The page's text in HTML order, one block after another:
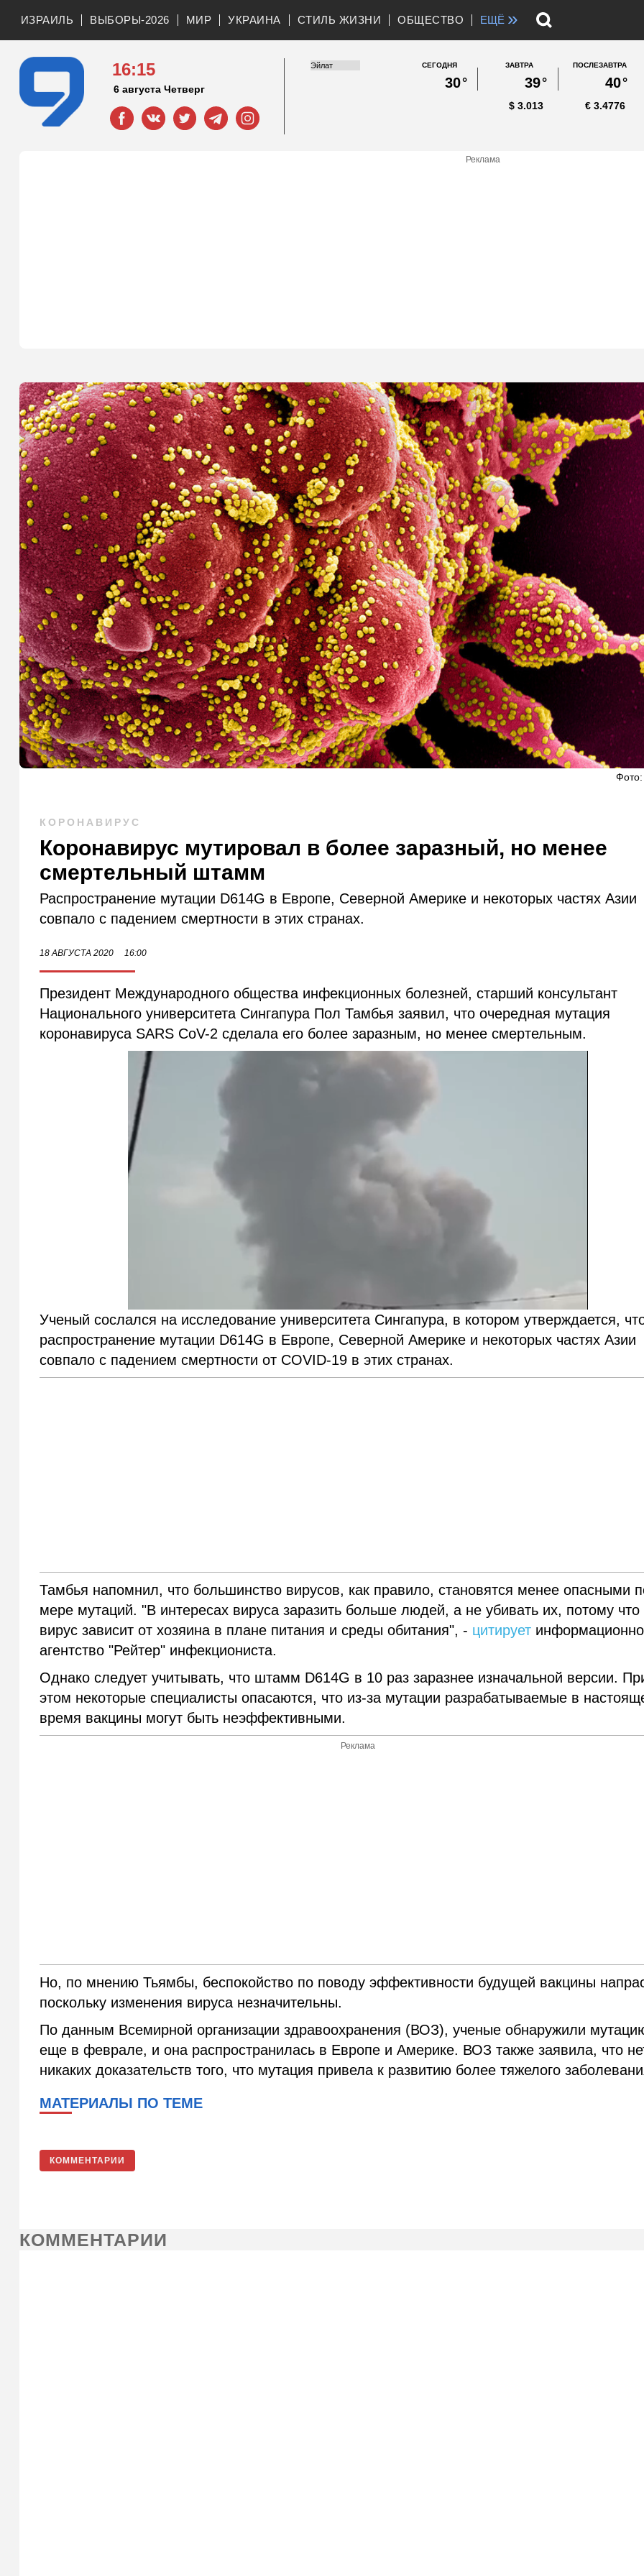
ИЗРАИЛЬ ВЫБОРЫ-2026 МИР УКРАИНА СТИЛЬ ЖИЗНИ ОБЩЕСТВО ЕЩЁ »
16:15
6 августа Четверг
СЕГОДНЯ
30°
ЗАВТРА
39°
ПОСЛЕЗАВТРА
40°
3.013
$ 3.4776
€
Реклама
Фото:
КОРОНАВИРУС
Коронавирус мутировал в более заразный, но менее
смертельный штамм
Распространение мутации D614G в Европе, Северной Америке и некоторых частях Азии
совпало с падением смертности в этих странах.
18 АВГУСТА 2020 16:00
Президент Международного общества инфекционных болезней, старший консультант
Национального университета Сингапура Пол Тамбья заявил, что очередная мутация
коронавируса SARS CoV-2 сделала его более заразным, но менее смертельным.
Ученый сослался на исследование университета Сингапура, в котором утверждается,
распространение мутации D614G в Европе, Северной Америке и некоторых частях Азии
совпало с падением смертности от COVID-19 в этих странах.
Тамбья напомнил, что большинство вирусов, как правило, становятся менее опасными
мере мутаций. "В интересах вируса заразить больше людей, а не убивать их, потому что
вирус зависит от хозяина в плане питания и среды обитания", - цитирует
агентство "Рейтер" инфекциониста.
Однако следует учитывать, что штамм D614G в 10 раз заразнее изначальной версии.
этом некоторые специалисты опасаются, что из-за мутации разрабатываемые в
время вакцины могут быть неэффективными.
Реклама
Но, по мнению Тьямбы, беспокойство по поводу эффективности будущей вакцины
поскольку изменения вируса незначительны.
По данным Всемирной организации здравоохранения (ВОЗ), ученые обнаружили
еще в феврале, и она распространилась в Европе и Америке. ВОЗ также заявила, что
никаких доказательств того, что мутация привела к развитию более тяжелого
МАТЕРИАЛЫ ПО ТЕМЕ
КОММЕНТАРИИ
КОММЕНТАРИИ